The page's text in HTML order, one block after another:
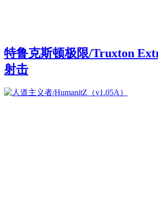
特鲁克斯顿极限/Truxton
射击